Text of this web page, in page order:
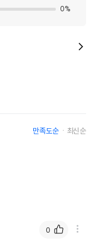
0%
만족도순 최신순
0